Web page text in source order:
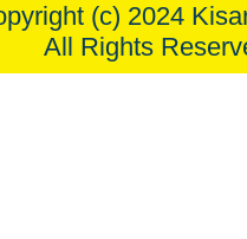
(c) 2024
All Rights